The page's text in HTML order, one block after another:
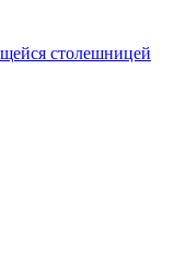
столешницей